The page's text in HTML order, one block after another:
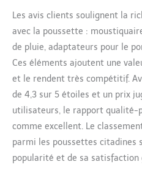
de
et
de
vos
œil
Les avis clients soulignent la
avec la poussette :
de pluie, adaptateurs pour le
Ces éléments ajoutent une
et le rendent très compétitif.
de 4,3 sur 5 étoiles et un prix
utilisateurs, le rapport qualité-
comme excellent. Le
parmi les poussettes citadines
popularité et de sa satisfaction